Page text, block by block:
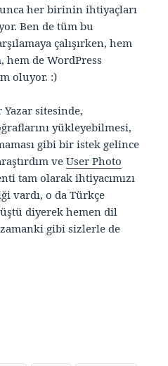
her birinin ihtiyaçları
Ben de tüm bu
çalışırken, hem
de WordPress
oluyor. :)
sitesinde,
yükleyebilmesi,
gibi bir istek gelince
veUser Photo
tam olarak ihtiyacımızı
vardı, o da Türkçe
diyerek hemen dil
gibi sizlerle de